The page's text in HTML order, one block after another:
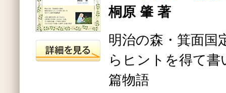
桐原 肇 著
明治の森・箕面国
らヒントを得て
篇物語